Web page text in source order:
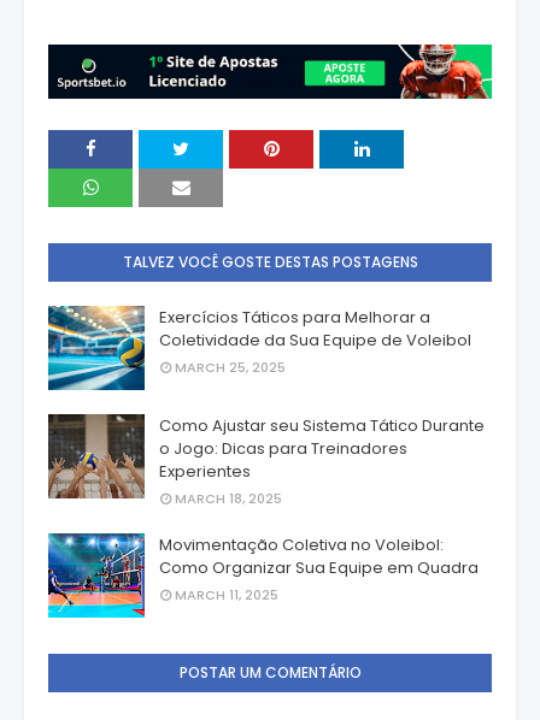
TALVEZ VOCÊ GOSTE DESTAS POSTAGENS
Exercícios Táticos para Melhorar a
Coletividade da Sua Equipe de Voleibol
MARCH 25, 2025
Como Ajustar seu Sistema Tático Durante
o Jogo: Dicas para Treinadores
Experientes
MARCH 18, 2025
Movimentação Coletiva no Voleibol:
Como Organizar Sua Equipe em Quadra
MARCH 11, 2025
POSTAR UM COMENTÁRIO